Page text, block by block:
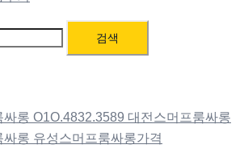
롱 O1O.4832.3589 대전스머프룸싸롱
싸롱 유성스머프룸싸롱가격